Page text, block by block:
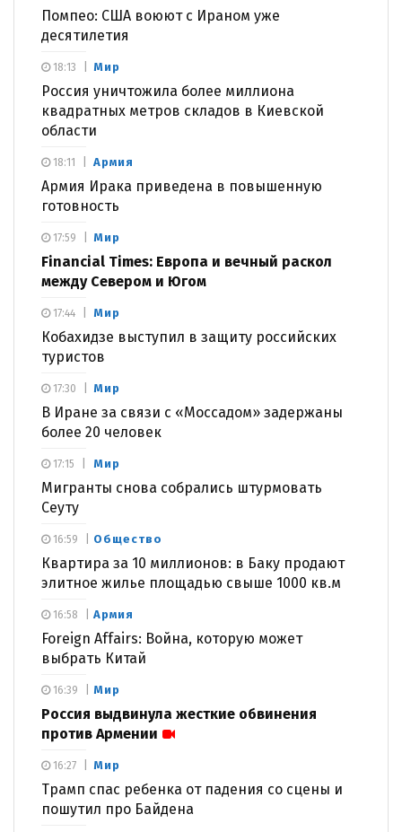
Помпео: США воюют с Ираном уже
десятилетия
Мир
Россия уничтожила более миллиона
квадратных метров складов в Киевской
области
18:13
Армия
Армия Ирака приведена в повышенную
готовность
18:11
Мир
Financial Times: Европа и вечный раскол
между Севером и Югом
17:59
Мир
Кобахидзе выступил в защиту российских
туристов
17:44
Мир
В Иране за связи с «Моссадом» задержаны
более 20 человек
17:30
Мир
Мигранты снова собрались штурмовать
Сеуту
17:15
Общество
Квартира за 10 миллионов: в Баку продают
элитное жилье площадью свыше 1000 кв.м
16:59
Армия
Foreign Affairs: Война, которую может
выбрать Китай
16:58
Мир
Россия выдвинула жесткие обвинения
против Армении
16:39
Мир
Трамп спас ребенка от падения со сцены и
пошутил про Байдена
16:27